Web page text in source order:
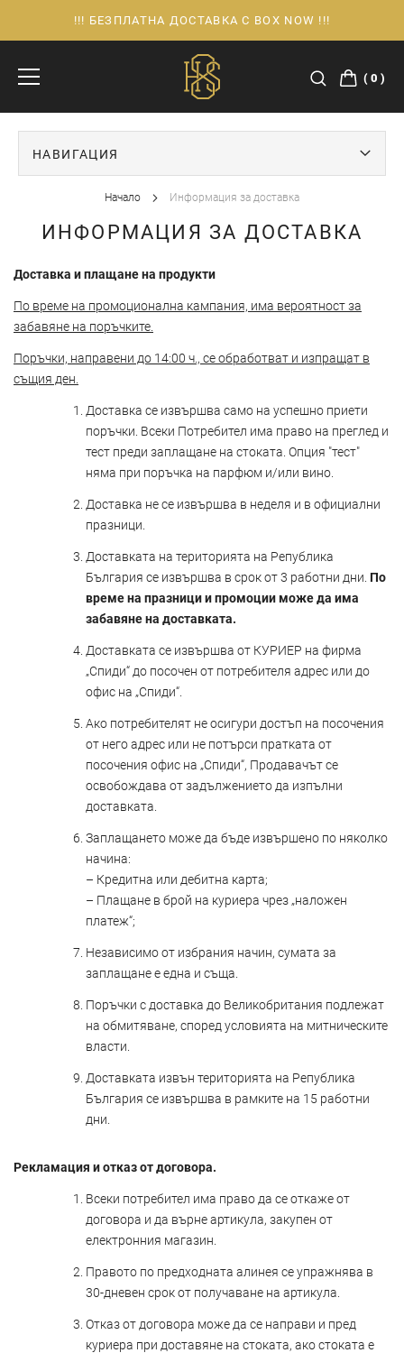
Прескачане
към
съдържанието
!!! БЕЗПЛАТНА ДОСТАВКА С BOX NOW !!!
0
Начало Информация за доставка
ИНФОРМАЦИЯ ЗА ДОСТАВКА
Доставка и плащане на продукти
По време на промоционална кампания, има вероятност за
забавяне на поръчките.
Поръчки, направени до 14:00 ч., се обработват и изпращат в
същия ден.
Доставка се извършва само на успешно приети
поръчки. Всеки Потребител има право на преглед и
тест преди заплащане на стоката. Опция "тест"
няма при поръчка на парфюм и/или вино.
Доставка не се извършва в неделя и в официални
празници.
Доставката на територията на Република
България се извършва в срок от 3 работни дни. По
време на празници и промоции може да има
забавяне на доставката.
Доставката се извършва от КУРИЕР на фирма
„Спиди“ до посочен от потребителя адрес или до
офис на „Спиди“.
Ако потребителят не осигури достъп на посочения
от него адрес или не потърси пратката от
посочения офис на „Спиди“, Продавачът се
освобождава от задължението да изпълни
доставката.
Заплащането може да бъде извършено по няколко
начина:
– Кредитна или дебитна карта;
– Плащане в брой на куриера чрез „наложен
платеж“;
Независимо от избрания начин, сумата за
заплащане е една и съща.
Поръчки с доставка до Великобритания подлежат
на обмитяване, според условията на митническите
власти.
Доставката извън територията на Република
България се извършва в рамките на 15 работни
дни.
Рекламация и отказ от договора.
Всеки потребител има право да се откаже от
договора и да върне артикула, закупен от
електронния магазин.
Правото по предходната алинея се упражнява в
30-дневен срок от получаване на артикула.
Отказ от договора може да се направи и пред
куриера при доставяне на стоката, ако стоката е
НАВИГАЦИЯ